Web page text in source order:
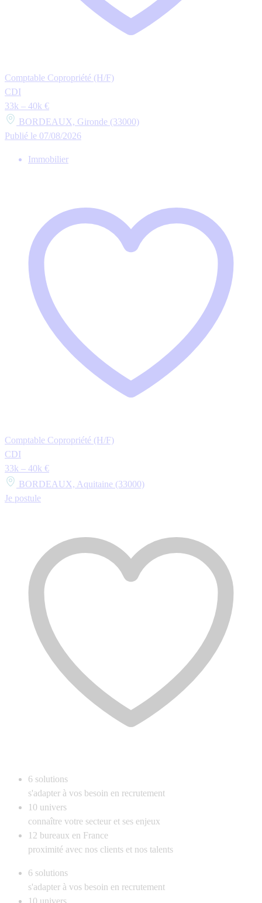
Comptable Copropriété (H/F)
CDI
33k – 40k €
BORDEAUX, Gironde (33000)
Publié le 07/08/2026
Immobilier
Comptable Copropriété (H/F)
CDI
33k – 40k €
BORDEAUX, Aquitaine (33000)
Je postule
6 solutions
s'adapter à vos besoin en recrutement
10 univers
connaître votre secteur et ses enjeux
12 bureaux en France
proximité avec nos clients et nos talents
6 solutions
s'adapter à vos besoin en recrutement